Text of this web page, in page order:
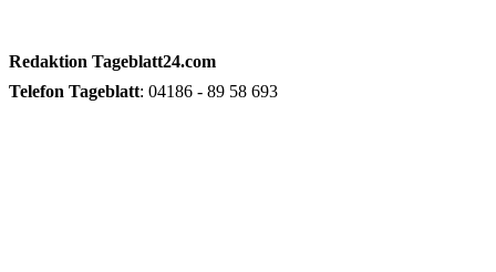
Redaktion Tageblatt24.com
Telefon Tageblatt: 04186 - 89 58 693